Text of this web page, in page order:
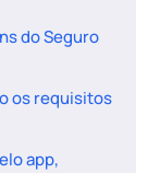
do Seguro
os requisitos
app,